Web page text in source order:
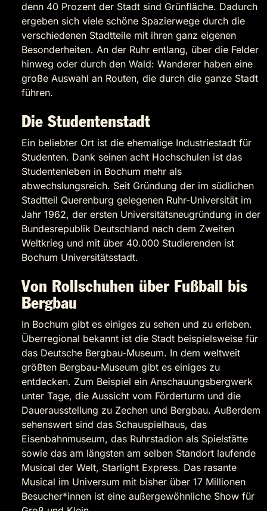
denn 40 Prozent der Stadt sind Grünfläche. Dadurch
ergeben sich viele schöne Spazierwege durch die
verschiedenen Stadtteile mit ihren ganz eigenen
Besonderheiten. An der Ruhr entlang, über die Felder
hinweg oder durch den Wald: Wanderer haben eine
große Auswahl an Routen, die durch die ganze Stadt
führen.
Die Studentenstadt
Ein beliebter Ort ist die ehemalige Industriestadt für
Studenten. Dank seinen acht Hochschulen ist das
Studentenleben in Bochum mehr als
abwechslungsreich. Seit Gründung der im südlichen
Stadtteil Querenburg gelegenen Ruhr-Universität im
Jahr 1962, der ersten Universitätsneugründung in der
Bundesrepublik Deutschland nach dem Zweiten
Weltkrieg und mit über 40.000 Studierenden ist
Bochum Universitätsstadt.
Von Rollschuhen über Fußball bis
Bergbau
In Bochum gibt es einiges zu sehen und zu erleben.
Überregional bekannt ist die Stadt beispielsweise für
das Deutsche Bergbau-Museum. In dem weltweit
größten Bergbau-Museum gibt es einiges zu
entdecken. Zum Beispiel ein Anschauungsbergwerk
unter Tage, die Aussicht vom Förderturm und die
Dauerausstellung zu Zechen und Bergbau. Außerdem
sehenswert sind das Schauspielhaus, das
Eisenbahnmuseum, das Ruhrstadion als Spielstätte
sowie das am längsten am selben Standort laufende
Musical der Welt, Starlight Express. Das rasante
Musical im Universum mit bisher über 17 Millionen
Besucher*innen ist eine außergewöhnliche Show für